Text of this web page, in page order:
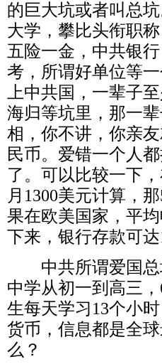
的巨大坑或者叫总
大学，攀比头衔职
五险一金，中共银
考，所谓好单位等
上中共国，一辈子
海归等坑里，那一
相，你不讲，你亲
民币。爱错一个人
了。可以比较一下
月 1300美元计算，那
果在欧美国家，平
下来，银行存款可达
中共所谓爱国
中学从初一到高三，
生每天学习 13个小
货币，信息都是全
么？